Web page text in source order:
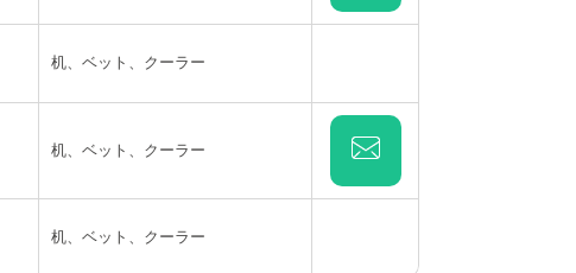
机、ベット、クーラー
机、ベット、クーラー
机、ベット、クーラー